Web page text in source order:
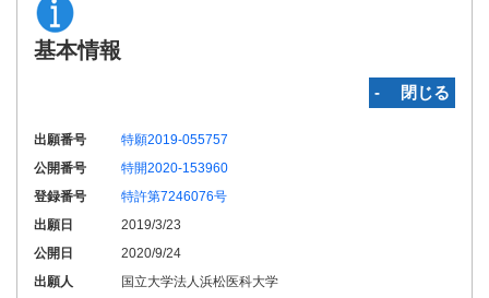
基本情報
‐ 閉じる
出願番号
特願2019-055757
公開番号
特開2020-153960
登録番号
特許第7246076号
出願日
2019/3/23
公開日
2020/9/24
出願人
国立大学法人浜松医科大学